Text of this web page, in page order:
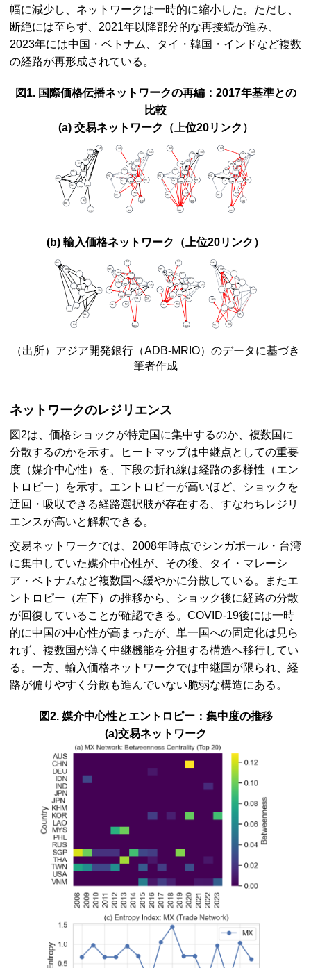
幅に減少し、ネットワークは一時的に縮小した。ただし、
断絶には至らず、2021年以降部分的な再接続が進み、
2023年には中国・ベトナム、タイ・韓国・インドなど複数
の経路が再形成されている。
図1. 国際価格伝播ネットワークの再編：2017年基準との
比較
(a) 交易ネットワーク（上位20リンク）
(b) 輸入価格ネットワーク（上位20リンク）
（出所）アジア開発銀行（ADB-MRIO）のデータに基づき
筆者作成
ネットワークのレジリエンス
図2は、価格ショックが特定国に集中するのか、複数国に
分散するのかを示す。ヒートマップは中継点としての重要
度（媒介中心性）を、下段の折れ線は経路の多様性（エン
トロピー）を示す。エントロピーが高いほど、ショックを
迂回・吸収できる経路選択肢が存在する、すなわちレジリ
エンスが高いと解釈できる。
交易ネットワークでは、2008年時点でシンガポール・台湾
に集中していた媒介中心性が、その後、タイ・マレーシ
ア・ベトナムなど複数国へ緩やかに分散している。またエ
ントロピー（左下）の推移から、ショック後に経路の分散
が回復していることが確認できる。 COVID-19後には一時
的に中国の中心性が高まったが、単一国への固定化は見ら
れず、複数国が薄く中継機能を分担する構造へ移行してい
る。一方、輸入価格ネットワークでは中継国が限られ、経
路が偏りやすく分散も進んでいない脆弱な構造にある。
図2. 媒介中心性とエントロピー：集中度の推移
(a)交易ネットワーク